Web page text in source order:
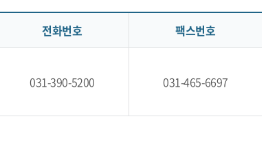
전화번호 팩스번호
031-390-5200 031-465-6697